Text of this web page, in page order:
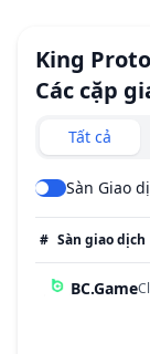
King
Các cặp
Exchanges
Tất cả
Sàn Giao
# Sàn giao dịch
BC.Game